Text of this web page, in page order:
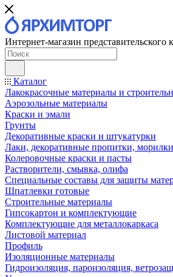
Интернет-магазин представительского
Каталог
Лакокрасочные материалы и
Аэрозольные материалы
Краски и эмали
Грунты
Декоративные краски и штукатурки
Лаки, декоративные пропитки,
Колеровочные краски и пасты
Растворители, смывка, олифа
Специальные составы для защиты
Шпатлевки готовые
Строительные материалы
Гипсокартон и комплектующие
Комплектующие для металлокаркаса
Листовой материал
Профиль
Изоляционные материалы
Гидроизоляция, пароизоляция,